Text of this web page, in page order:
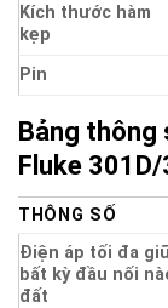
Kích thước hàm
kẹp
Pin
Bảng thông
Fluke 301D/
THÔNG SỐ
Điện áp tối đa
bất kỳ đầu nối
đất